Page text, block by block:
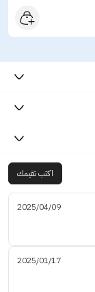
اكتب تقيمك
2025/04/09
2025/01/17